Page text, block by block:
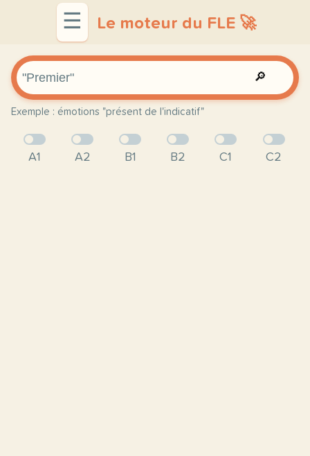
☰ Le moteur du FLE 🚀
🔎
Exemple : émotions "présent de l'indicatif"
A1 A2 B1 B2 C1 C2